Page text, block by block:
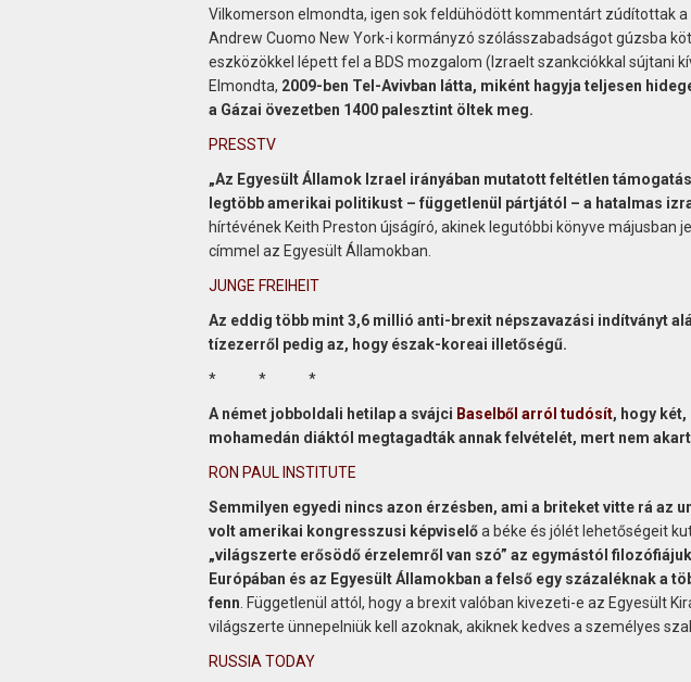
Vilkomerson elmondta, igen sok feldühödött kommentárt zúdítottak
Andrew Cuomo New York-i kormányzó szólásszabadságot gúzsba
eszközökkel lépett fel a BDS mozgalom (Izraelt szankciókkal sújtani
Elmondta, 2009-ben Tel-Avivban látta, miként hagyja teljesen
a Gázai övezetben 1400 palesztint öltek meg.
PRESSTV
„Az Egyesült Államok Izrael irányában mutatott feltétlen
legtöbb amerikai politikust – függetlenül pártjától – a hatalmas
hírtévének Keith Preston újságíró, akinek legutóbbi könyve májusban
címmel az Egyesült Államokban.
JUNGE FREIHEIT
Az eddig több mint 3,6 millió anti-brexit népszavazási indítványt
tízezerről pedig az, hogy észak-koreai illetőségű.
* * *
A német jobboldali hetilap a svájci Baselből arról tudósít, hogy
mohamedán diáktól megtagadták annak felvételét, mert nem
RON PAUL INSTITUTE
Semmilyen egyedi nincs azon érzésben, ami a briteket vitte rá az
volt amerikai kongresszusi képviselőa béke és jólét lehetőségeit
„világszerte erősödő érzelemről van szó” az egymástól
Európában és az Egyesült Államokban a felső egy százaléknak a
fenn . Függetlenül attól, hogy a brexit valóban kivezeti-e az Egyesült
világszerte ünnepelniük kell azoknak, akiknek kedves a személyes
RUSSIA TODAY